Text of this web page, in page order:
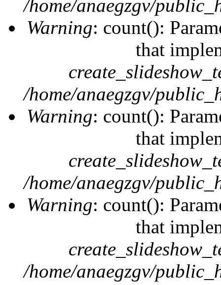
/home/anaegzgv/
Warning: count():
that
/home/anaegzgv/
Warning: count():
that
/home/anaegzgv/
Warning: count():
that
/home/anaegzgv/